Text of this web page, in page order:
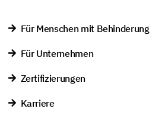
Für Menschen mit Behinderung
Für Unternehmen
Zertifizierungen
Karriere